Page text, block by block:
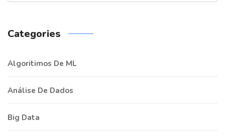
Categories
Algoritimos De ML
Análise De Dados
Big Data